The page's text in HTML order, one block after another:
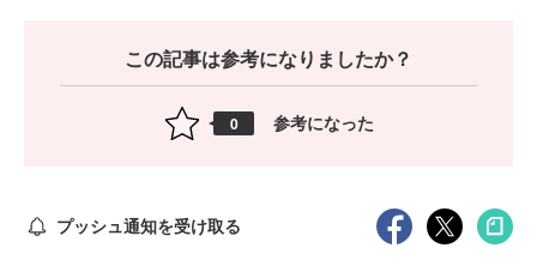
この記事は参考になりましたか？
0 参考になった
プッシュ通知を受け取る